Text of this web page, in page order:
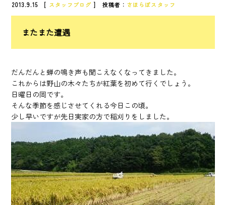
2013.9.15 [ スタッフブログ ] 投稿者： さほらぼスタッフ
またまた遭遇
だんだんと蝉の鳴き声も聞こえなくなってきました。
これからは野山の木々たちが紅葉を初めて行くでしょう。
日曜日の岡です。
そんな季節を感じさせてくれる今日この頃。
少し早いですが先日実家の方で稲刈りをしました。